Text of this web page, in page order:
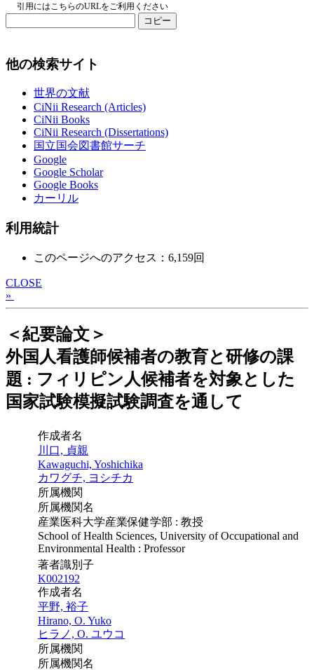
引用にはこちらのURLをご利用ください
コピー
他の検索サイト
世界の文献
CiNii Research (Articles)
CiNii Books
CiNii Research (Dissertations)
国立国会図書館サーチ
Google
Google Scholar
Google Books
カーリル
利用統計
このページへのアクセス：6,159回
CLOSE
»
＜紀要論文＞
外国人看護師候補者の教育と研修の課
題 : フィリピン人候補者を対象とした
国家試験模擬試験調査を通して
作成者名
川口, 貞親
Kawaguchi, Yoshichika
カワグチ, ヨシチカ
所属機関
所属機関名
産業医科大学産業保健学部 : 教授
School of Health Sciences, University of Occupational and
Environmental Health : Professor
著者識別子
K002192
作成者名
平野, 裕子
Hirano, O. Yuko
ヒラノ, O. ユウコ
所属機関
所属機関名